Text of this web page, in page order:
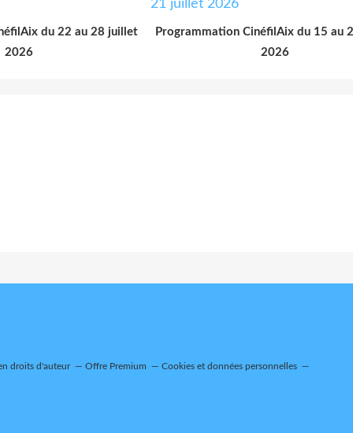
du 22 au 28 juillet
2026
Programmation CinéfilAix du 15 au
2026
droits d'auteur Offre Premium Cookies et données personnelles